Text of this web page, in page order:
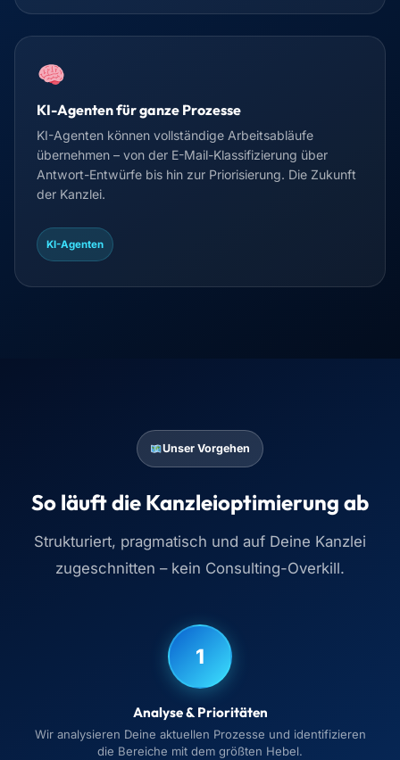
KI-Agenten für ganze Prozesse
KI-Agenten können vollständige Arbeitsabläufe
übernehmen – von der E-Mail-Klassifizierung über
Antwort-Entwürfe bis hin zur Priorisierung. Die Zukunft
der Kanzlei.
KI-Agenten
Unser Vorgehen
So läuft die Kanzleioptimierung ab
Strukturiert, pragmatisch und auf Deine Kanzlei
zugeschnitten – kein Consulting-Overkill.
1
Analyse & Prioritäten
Wir analysieren Deine aktuellen Prozesse und identifizieren
die Bereiche mit dem größten Hebel.